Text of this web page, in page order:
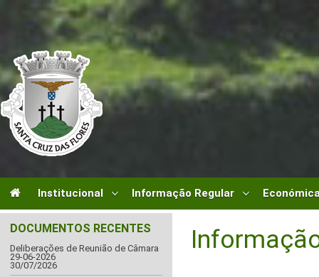
Institucional Informação Regular
DOCUMENTOS RECENTES
Deliberações de Reunião de Câmara
29-06-2026
30/07/2026